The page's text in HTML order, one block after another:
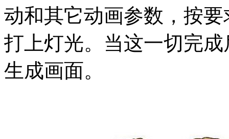
动和其它动画参数，按
打上灯光。当这一切完
生成画面。